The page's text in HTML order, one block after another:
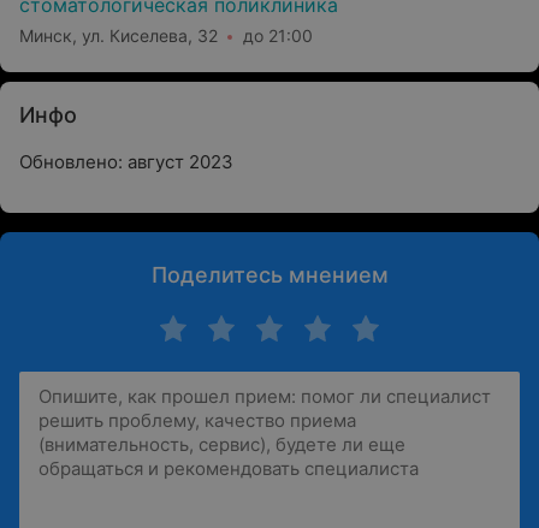
стоматологическая поликлиника
Минск, ул. Киселева, 32 до 21:00
Инфо
Обновлено: август 2023
Поделитесь мнением